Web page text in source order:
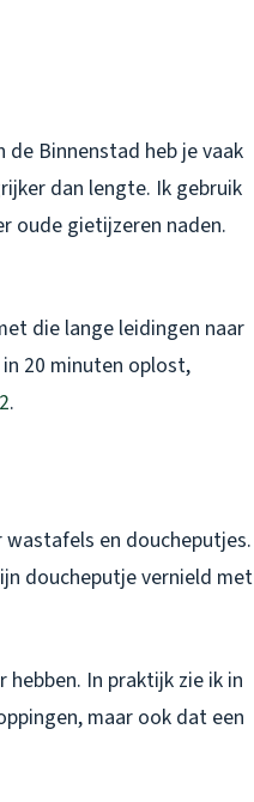
Binnenstad heb je vaak
dan lengte. Ik gebruik
oude gietijzeren naden.
die lange leidingen naar
20 minuten oplost,
.
en doucheputjes.
doucheputje vernield met
In praktijk zie ik in
maar ook dat een